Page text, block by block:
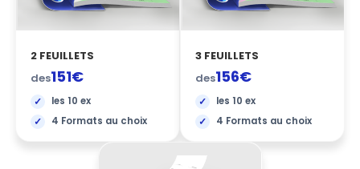
2 FEUILLETS
des151€
les 10 ex
4 Formats au choix
3 FEUILLETS
des156€
les 10 ex
4 Formats au choix